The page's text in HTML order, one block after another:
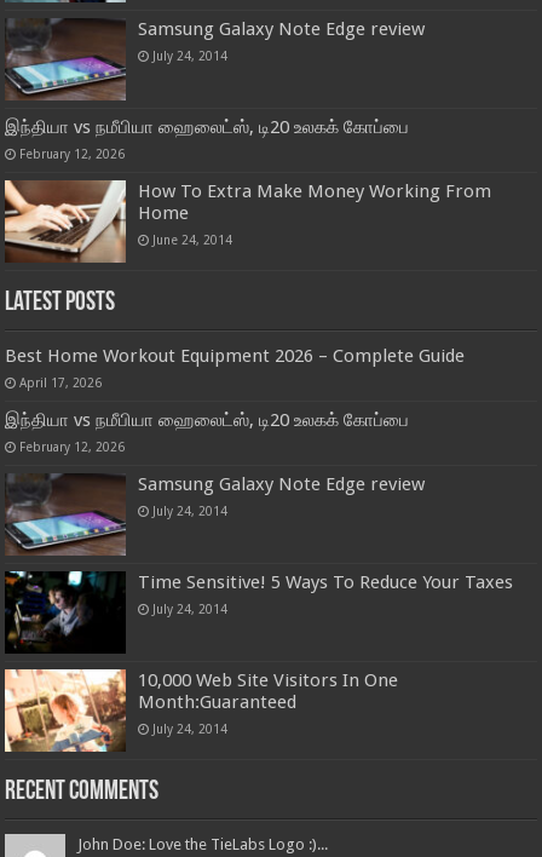
Samsung Galaxy Note Edge review
July 24, 2014
இந்தியா vs நமீபியா ஹைலைட்ஸ், டி20 உலகக் கோப்பை
February 12, 2026
How To Extra Make Money Working From
Home
June 24, 2014
Latest Posts
Best Home Workout Equipment 2026 – Complete Guide
April 17, 2026
இந்தியா vs நமீபியா ஹைலைட்ஸ், டி20 உலகக் கோப்பை
February 12, 2026
Samsung Galaxy Note Edge review
July 24, 2014
Time Sensitive! 5 Ways To Reduce Your Taxes
July 24, 2014
10,000 Web Site Visitors In One
Month:Guaranteed
July 24, 2014
Recent Comments
John Doe: Love the TieLabs Logo :)...